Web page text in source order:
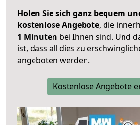
Holen Sie sich ganz bequem
kostenlose Angebote, die
1 Minuten bei Ihnen sind. Und
ist, dass all dies zu
angeboten werden.
Kostenlose Angebote